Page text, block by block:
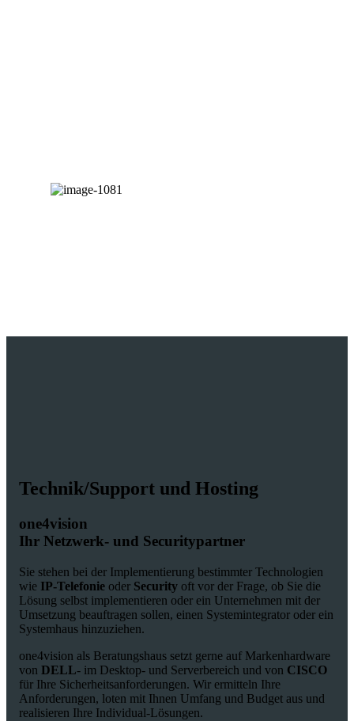
Technik/Support und Hosting
one4vision
Ihr Netzwerk- und Securitypartner
Sie stehen bei der Implementierung bestimmter Technologien
wie IP-Telefonie oder Security oft vor der Frage, ob Sie die
Lösung selbst implementieren oder ein Unternehmen mit der
Umsetzung beauftragen sollen, einen Systemintegrator oder ein
Systemhaus hinzuziehen.
one4vision als Beratungshaus setzt gerne auf Markenhardware
von DELL- im Desktop- und Serverbereich und von CISCO
für Ihre Sicherheitsanforderungen. Wir ermitteln Ihre
Anforderungen, loten mit Ihnen Umfang und Budget aus und
realisieren Ihre Individual-Lösungen.